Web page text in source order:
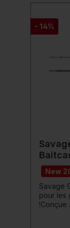
Hakrate
Wasser
- 14%
New
Savage
pour les
!Conçue